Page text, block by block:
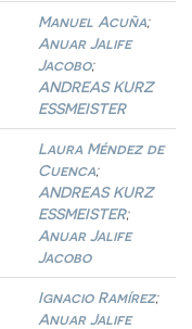
Manuel Acuña;
Anuar Jalife
Jacobo;
ANDREAS KURZ
ESSMEISTER
Laura Méndez de
Cuenca;
ANDREAS KURZ
ESSMEISTER;
Anuar Jalife
Jacobo
Ignacio Ramírez;
Anuar Jalife